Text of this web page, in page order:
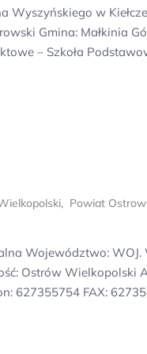
Wyszyńskiego w
Gmina: Małkinia
– Szkoła
, Powiat
Województwo:
Ostrów Wielkopolski
627355754 FAX: